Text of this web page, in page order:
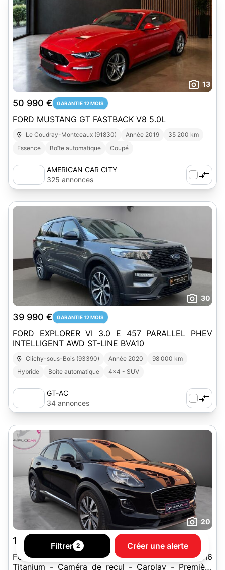
13
50 990 € GARANTIE 12 MOIS
FORD MUSTANG GT FASTBACK V8 5.0L
Le Coudray-Montceaux (91830) Année 2019
35 200 km
Essence
Boîte automatique Coupé
AMERICAN CAR CITY
325 annonces
30
39 990 € GARANTIE 12 MOIS
FORD EXPLORER VI 3.0 E 457 PARALLEL PHEV
INTELLIGENT AWD ST-LINE BVA10
Clichy-sous-Bois (93390) Année 2020
98 000 km
Hybride
Boîte automatique 4x4 - SUV
GT-AC
34 annonces
20
14 490 €
FORD PUMA 1.0 Flexifuel 125 ch mHEV S&S BVM6
Titanium - Caméra de recul - Carplay - Première
Filtrer 2 Créer une alerte